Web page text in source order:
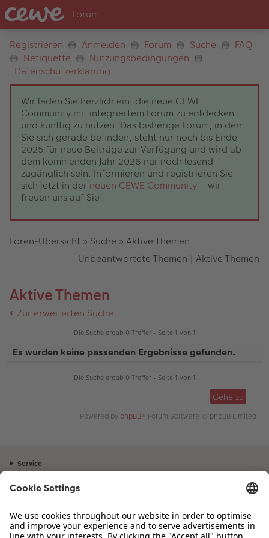
Registrieren Anmelden Forum Suche
FAQ
Netiquette
Nutzungsbedingungen
Datenschutzerklärung
Wir laden Sie herzlich ein, die neue CEWE
Community mit integriertem Forum zu entdecken
und künftig zu nutzen. Das bisherige Forum, in dem
Sie sich gerade befinden, steht nur noch bis Ende
2025 für neue Beiträge zur Verfügung und wird ab
dem kommenden Jahr 2026 nur noch lesend
zugänglich sein. Informieren und registrieren Sie
sich jetzt in der neuen CEWE Community – wir
freuen uns auf Sie!
Foren-Übersicht » Suche » Aktive Themen
Unbeantwortete Themen | Aktive Themen
Aktive Themen
Zur erweiterten Suche
Die Suche ergab 0 Treffer • Seite 1 von 1
Es wurden keine passenden Ergebnisse gefunden.
Die Suche ergab 0 Treffer • Seite 1 von 1
Gehe zu
Powered by phpBB® Forum Software © phpBB Limited
Service
Sortiment